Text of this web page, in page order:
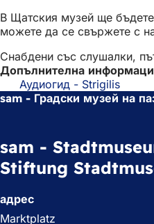
В Щатския музей ще
можете да се свържете с
Снабдени със слушалки,
Допълнителна
Аудиогид - Strigilis
sam - Градски музей на
sam -
Stiftung
адрес
Marktplatz